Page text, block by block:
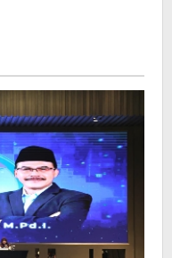
PTKIN
Peran
Humas